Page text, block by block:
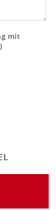
mit
)